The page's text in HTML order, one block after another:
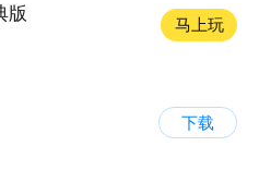
版
马上玩
下载